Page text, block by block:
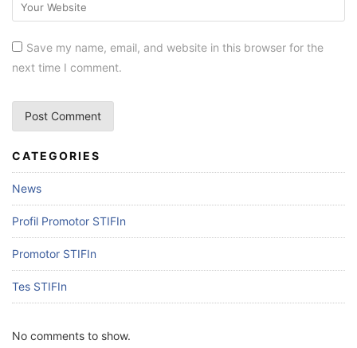
Save my name, email, and website in this browser for the
next time I comment.
CATEGORIES
News
Profil Promotor STIFIn
Promotor STIFIn
Tes STIFIn
No comments to show.